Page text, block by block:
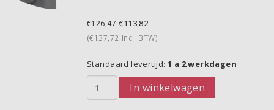
€126,47 €113,82
(€137,72 Incl. BTW)
Standaard levertijd: 1 a 2 werkdagen
In winkelwagen